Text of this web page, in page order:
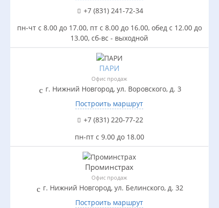
+7 (831) 241-72-34
пн-чт с 8.00 до 17.00, пт с 8.00 до 16.00, обед с 12.00 до
13.00, сб-вс - выходной
ПАРИ
Офис продаж
г. Нижний Новгород, ул. Воровского, д. 3
Построить маршрут
+7 (831) 220-77-22
пн-пт с 9.00 до 18.00
Проминстрах
Офис продаж
г. Нижний Новгород, ул. Белинского, д. 32
Построить маршрут